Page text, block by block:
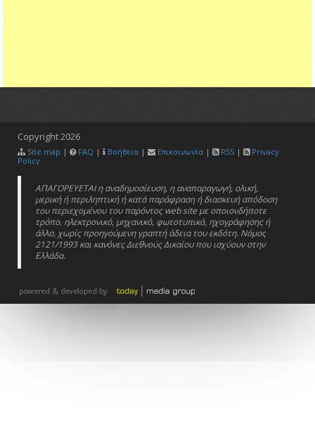
Copyright2026
Site map | FAQ | Βοήθεια | Επικοινωνία | RSS |
Privacy
Policy
ΑΠΑΓΟΡΕΥΕΤΑΙ η αναδημοσίευση, η αναπαραγωγή, ολική,
μερική ή περιληπτική ή κατά παράφραση ή διασκευή απόδοση
του περιεχομένου του παρόντος web site με οποιονδήποτε
τρόπο, ηλεκτρονικό, μηχανικό, φωτοτυπικό, ηχογράφησης ή
άλλο, χωρίς προηγούμενη γραπτή άδεια του εκδότη. Νόμος
2121/1993 και κανόνες Διεθνούς Δικαίου που ισχύουν στην
Ελλάδα.